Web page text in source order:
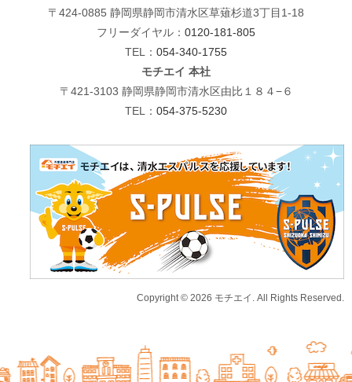
〒424-0885 静岡県静岡市清水区草薙杉道3丁目1-18
フリーダイヤル： 0120-181-805
TEL： 054-340-1755
モチエイ 本社
〒421-3103 静岡県静岡市清水区由比１８４−６
TEL： 054-375-5230
Copyright © 2026 モチエイ. All Rights Reserved.